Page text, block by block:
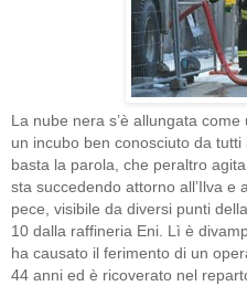
La nube nera s’è allungata
un incubo ben conosciuto da
basta la parola, che peraltro
sta succedendo attorno all’Ilva
pece, visibile da diversi punti
10 dalla raffineria Eni. Lì è
ha causato il ferimento di un
44 anni ed è ricoverato nel